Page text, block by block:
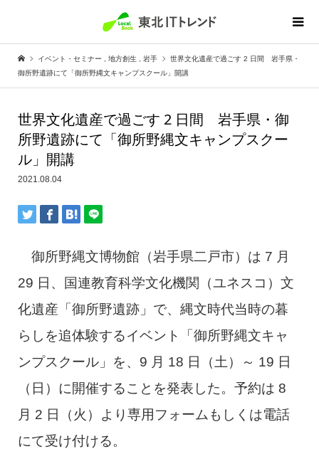
イベント・セミナー 地方創生 岩手
世界文化遺産で過ごす 2 日間 岩手県・
御所野遺跡にて「御所野縄文キャンプスクール」開講
世界文化遺産で過ごす 2 日間 岩手県・御
所野遺跡にて「御所野縄文キャンプスクー
ル」開講
2021.08.04
御所野縄文博物館（岩手県二戸市）は 7 月
29 日、国連教育科学文化機関（ユネスコ）文
化遺産「御所野遺跡」で、縄文時代当時の暮
らしを追体験するイベント「御所野縄文キャ
ンプスクール」を、9 月 18 日（土）～ 19 日
（日）に開催することを発表した。予約は 8
月 2 日（火）より専用フォームもしくは電話
にて受け付ける。